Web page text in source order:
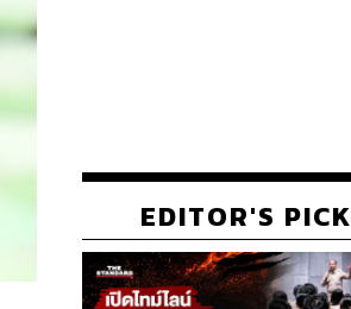
EDITOR'S PICK